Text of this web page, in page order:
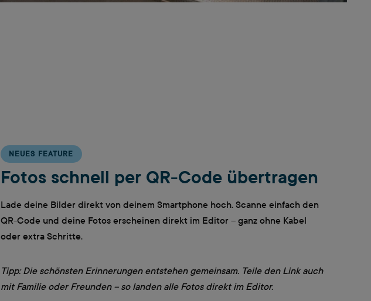
NEUES FEATURE
Fotos schnell per QR-Code übertragen
Lade deine Bilder direkt von deinem Smartphone hoch. Scanne einfach den
QR-Code und deine Fotos erscheinen direkt im Editor – ganz ohne Kabel
oder extra Schritte.
Tipp: Die schönsten Erinnerungen entstehen gemeinsam. Teile den Link auch
mit Familie oder Freunden – so landen alle Fotos direkt im Editor.